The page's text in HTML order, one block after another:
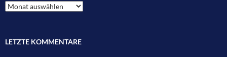
Archiv
LETZTE KOMMENTARE